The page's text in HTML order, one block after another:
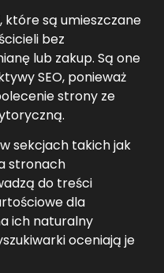
które są umieszczane
bez
lub zakup. Są one
SEO, ponieważ
strony ze
sekcjach takich jak
stronach
do treści
dla
ich naturalny
oceniają je